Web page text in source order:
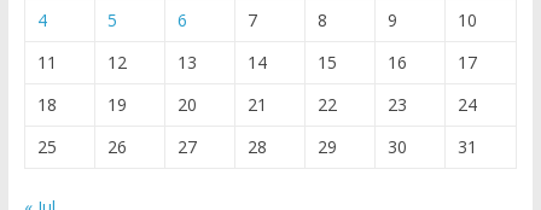
4
5 6 7 8 9
10
11
12 13 14 15 16
17
18
19 20 21 22 23
24
25
26 27 28 29 30 31